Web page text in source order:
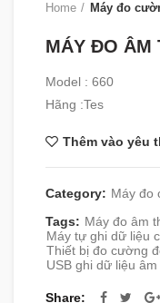
Home Máy đo
MÁY ĐO ÂM
Model : 660
Hãng :Tes
Thêm vào yêu
Category: Máy đo
Tags: Máy đo âm
Máy tự ghi dữ liệu
Thiết bị đo cường
USB ghi dữ liệu âm
Share